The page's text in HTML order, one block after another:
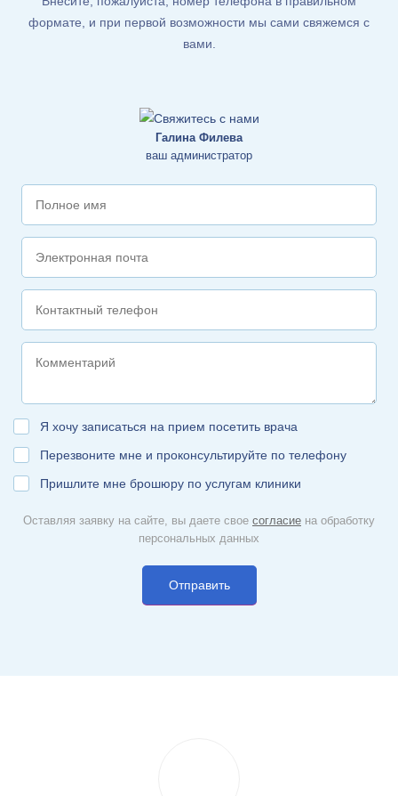
формате, и при первой возможности мы сами свяжемся с
вами.
Галина Филева
ваш администратор
Я хочу записаться на прием посетить врача
Перезвоните мне и проконсультируйте по телефону
Пришлите мне брошюру по услугам клиники
Оставляя заявку на сайте, вы даете свое согласие на обработку
персональных данных